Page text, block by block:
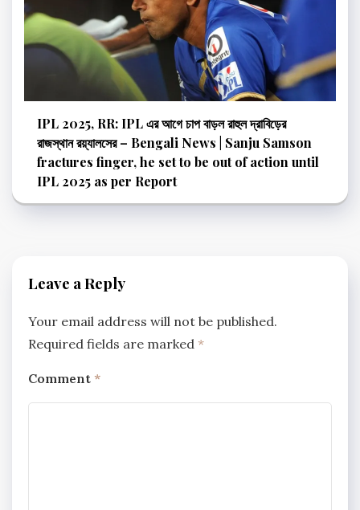
IPL 2025, RR: IPL এর আগে চাপ বাড়ল রাহুল দ্রাবিড়ের
রাজস্থান রয়্যালসের – Bengali News | Sanju Samson
fractures finger, he set to be out of action until
IPL 2025 as per Report
Leave a Reply
Your email address will not be published.
Required fields are marked *
Comment *